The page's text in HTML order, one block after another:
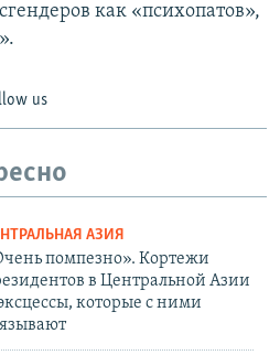
как «психопатов»,
us
АЗИЯ
помпезно». Кортежи
в Центральной Азии
которые с ними